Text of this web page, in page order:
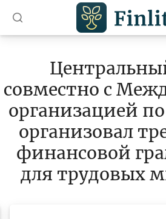
Статьи
Учебные материалы
Проекты
Все проекты
Global Money Week
совместно с
организацией
организовал
финансовой
для трудовых